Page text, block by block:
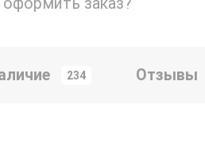
234 Отзывы